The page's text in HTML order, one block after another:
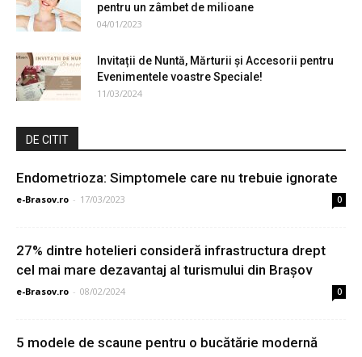
pentru un zâmbet de milioane
04/01/2023
Invitații de Nuntă, Mărturii și Accesorii pentru
Evenimentele voastre Speciale!
11/03/2024
DE CITIT
Endometrioza: Simptomele care nu trebuie ignorate
e-Brasov.ro - 17/03/2023 0
27% dintre hotelieri consideră infrastructura drept
cel mai mare dezavantaj al turismului din Brașov
e-Brasov.ro - 08/02/2024 0
5 modele de scaune pentru o bucătărie modernă